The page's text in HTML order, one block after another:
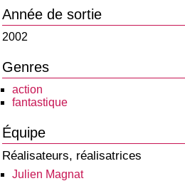
Année de sortie
2002
Genres
action
fantastique
Équipe
Réalisateurs, réalisatrices
Julien Magnat